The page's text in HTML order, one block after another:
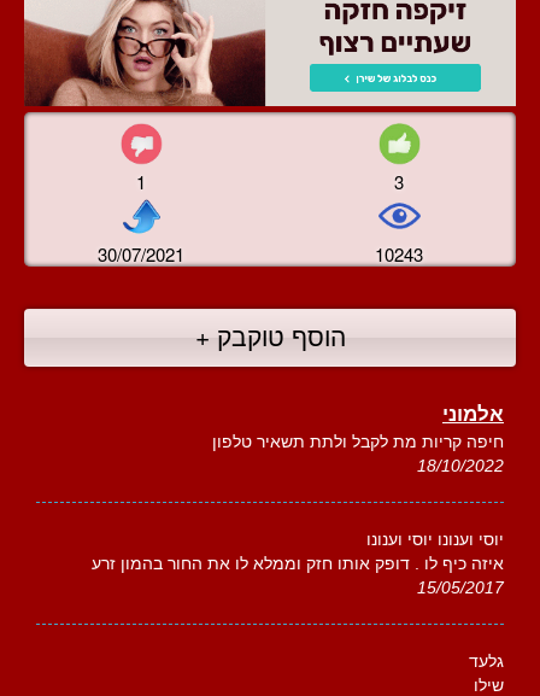
1 3
30/07/2021 10243
הוסף טוקבק +
אלמוני
חיפה קריות מת לקבל ולתת תשאיר טלפון
18/10/2022
יוסי וענונו יוסי וענונו
איזה כיף לו . דופק אותו חזק וממלא לו את החור בהמון זרע
15/05/2017
גלעד
שילו